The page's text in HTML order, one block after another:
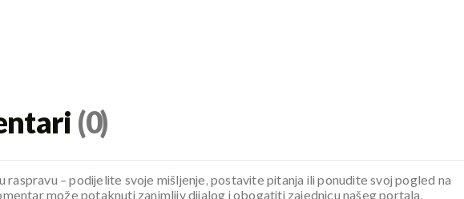
(0)
raspravu – podijelite svoje mišljenje, postavite pitanja ili ponudite svoj pogled na